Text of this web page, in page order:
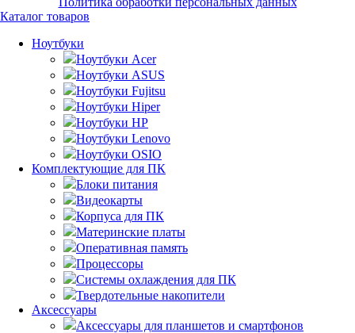
Каталог товаров
Ноутбуки
Ноутбуки Acer
Ноутбуки ASUS
Ноутбуки Fujitsu
Ноутбуки Hiper
Ноутбуки HP
Ноутбуки Lenovo
Ноутбуки OSIO
Комплектующие для ПК
Блоки питания
Видеокарты
Корпуса для ПК
Материнские платы
Оперативная память
Процессоры
Системы охлаждения для ПК
Твердотельные накопители
Аксессуары
Аксессуары для планшетов и смартфонов